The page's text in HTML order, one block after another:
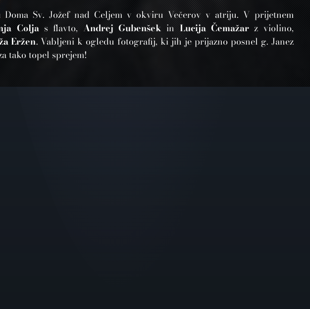
Sv. Jožef nad Celjem v okviru Večerov v atriju. V prijetnem
Coljas flavto, Andrej Gubenšek in Lucija Čemažarz violino,
Eržen. Vabljeni k ogledu fotografij, ki jih je prijazno posnel g. Janez
tako topel sprejem!